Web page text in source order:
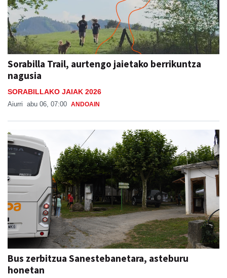
Sorabilla Trail, aurtengo jaietako berrikuntza
nagusia
SORABILLAKO JAIAK 2026
Aiurri abu 06, 07:00 ANDOAIN
Bus zerbitzua Sanestebanetara, asteburu
honetan